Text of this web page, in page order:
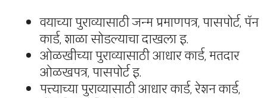
वयाच्या पुराव्यासाठी जन्म प्रमाणपत्र, पासपोर्ट, पॅन
कार्ड, शाळा सोडल्याचा दाखला इ.
ओळखीच्या पुराव्यासाठी आधार कार्ड, मतदार
ओळखपत्र, पासपोर्ट इ.
पत्त्याच्या पुराव्यासाठी आधार कार्ड, रेशन कार्ड,